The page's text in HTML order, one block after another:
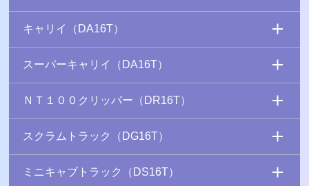
キャリイ（DA16T）
スーパーキャリイ（DA16T）
ＮＴ１００クリッパー（DR16T）
スクラムトラック（DG16T）
ミニキャブトラック（DS16T）